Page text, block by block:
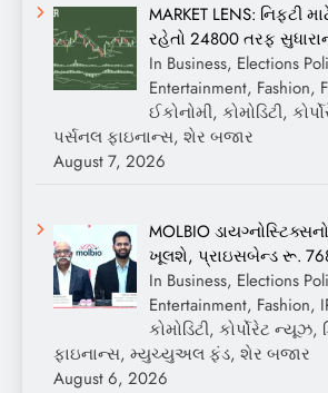
MARKET LENS: નિફ્ટી
રહેતો 24800 તરફ
In Business, Elections
Entertainment, Fashion,
ઈકોનોમી, કોમોડિટી,
પર્સનલ ફાઇનાન્સ, શેર બજાર
August 7, 2026
MOLBIO
ખૂલશે, પ્રાઇસબેન્ડ રૂ.
In Business, Elections
Entertainment, Fashion,
કોમોડિટી, કોર્પોરેટ ન્યૂઝ,
ફાઇનાન્સ, મ્યુચ્યુઅલ ફંડ, શેર બજાર
August 6, 2026